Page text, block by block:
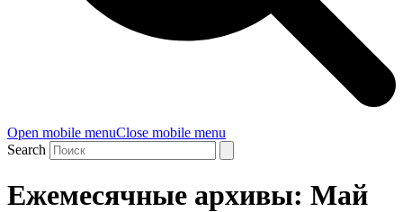
Open mobile menuClose mobile menu
Search
Ежемесячные архивы: Май